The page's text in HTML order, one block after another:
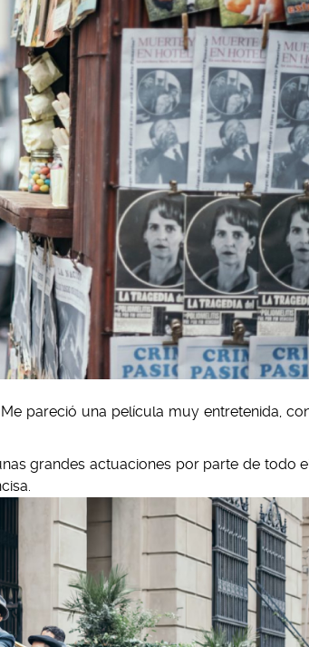
pareció una película muy entretenida,
grandes actuaciones por parte de todo